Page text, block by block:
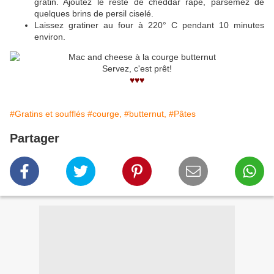
quelques brins de persil ciselé.
Laissez gratiner au four à 220° C pendant 10 minutes
environ.
Servez, c'est prêt!
♥♥♥
#Gratins et soufflés #courge, #butternut, #Pâtes
Partager